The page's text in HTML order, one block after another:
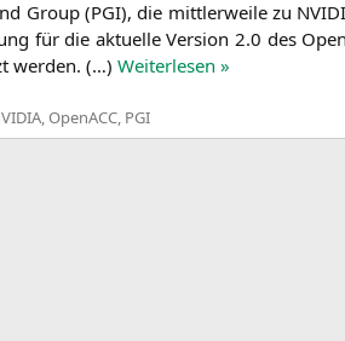
Group (PGI), die mitt­ler­wei­le zu
für die aktu­el­le Ver­si­on 2.0 des
wer­den. (…) Wei­ter­le­sen »
OpenACC PGI